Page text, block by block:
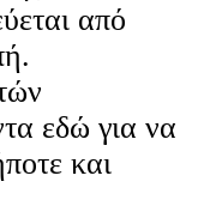
από
εδώ για να
και